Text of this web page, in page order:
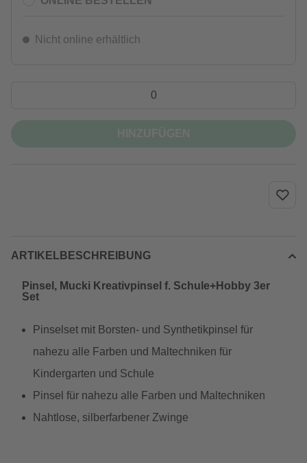
Nicht online erhältlich
ARTIKELBESCHREIBUNG
Pinsel, Mucki Kreativpinsel f. Schule+Hobby 3er
Set
Pinselset mit Borsten- und Synthetikpinsel für
nahezu alle Farben und Maltechniken für
Kindergarten und Schule
Pinsel für nahezu alle Farben und Maltechniken
Nahtlose, silberfarbener Zwinge